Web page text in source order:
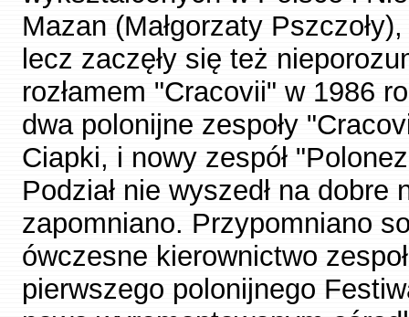
Mazan (Małgorzaty
lecz zaczęły się też
rozłamem "Cracovii" w 1986
dwa polonijne zespoły
Ciapki, i nowy zespół
Podział nie wyszedł na
zapomniano. Przypomniano
ówczesne kierownictwo
pierwszego polonijnego